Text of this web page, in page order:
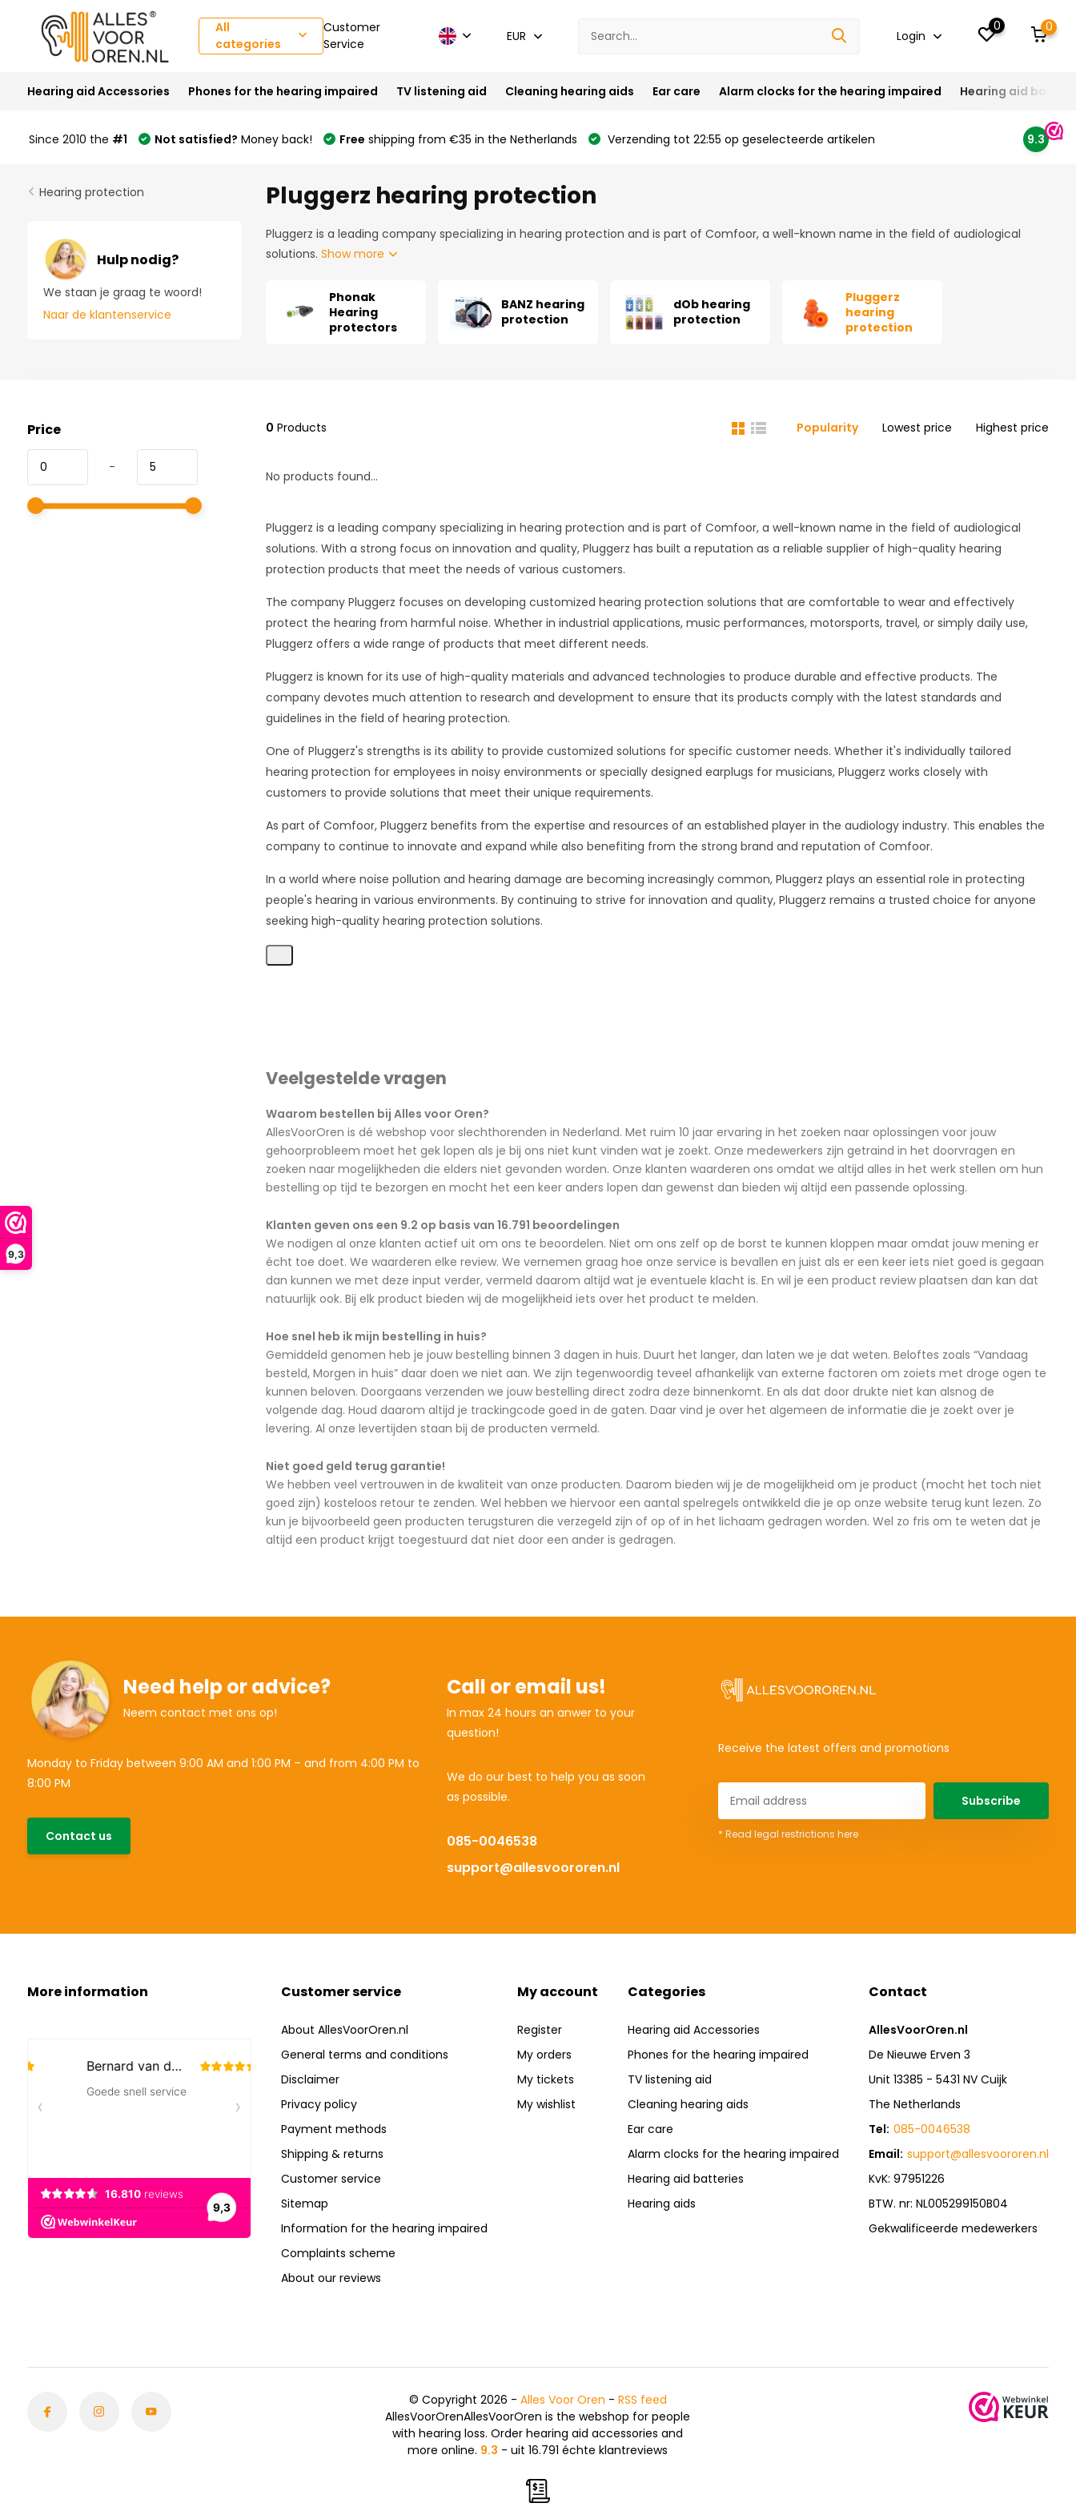
9,3
All
categories
Customer
Service
EUR Login
0 0
Hearing aid Accessories Phones for the hearing impaired TV listening aid Cleaning hearing aids Ear care Alarm clocks for the hearing impaired Hearing aid
Since 2010 the #1 Not satisfied? Money back! Free shipping from €35 in the Netherlands Verzending tot 22:55 op geselecteerde artikelen 9.3
Hearing protection
Hulp nodig?
We staan je graag te woord!
Naar de klantenservice
Pluggerz hearing protection
Pluggerz is a leading company specializing in hearing protection and is part of Comfoor, a well-known name in the field of audiological
solutions. Show more
Phonak
Hearing
protectors
BANZ hearing
protection
dOb hearing
protection
Pluggerz
hearing
protection
Price
-
0 Products Popularity Lowest price Highest price
No products found...
Pluggerz is a leading company specializing in hearing protection and is part of Comfoor, a well-known name in the field of audiological
solutions. With a strong focus on innovation and quality, Pluggerz has built a reputation as a reliable supplier of high-quality hearing
protection products that meet the needs of various customers.
The company Pluggerz focuses on developing customized hearing protection solutions that are comfortable to wear and effectively
protect the hearing from harmful noise. Whether in industrial applications, music performances, motorsports, travel, or simply daily use,
Pluggerz offers a wide range of products that meet different needs.
Pluggerz is known for its use of high-quality materials and advanced technologies to produce durable and effective products. The
company devotes much attention to research and development to ensure that its products comply with the latest standards and
guidelines in the field of hearing protection.
One of Pluggerz's strengths is its ability to provide customized solutions for specific customer needs. Whether it's individually tailored
hearing protection for employees in noisy environments or specially designed earplugs for musicians, Pluggerz works closely with
customers to provide solutions that meet their unique requirements.
As part of Comfoor, Pluggerz benefits from the expertise and resources of an established player in the audiology industry. This enables the
company to continue to innovate and expand while also benefiting from the strong brand and reputation of Comfoor.
In a world where noise pollution and hearing damage are becoming increasingly common, Pluggerz plays an essential role in protecting
people's hearing in various environments. By continuing to strive for innovation and quality, Pluggerz remains a trusted choice for anyone
seeking high-quality hearing protection solutions.
Veelgestelde vragen
Waarom bestellen bij Alles voor Oren?
AllesVoorOren is dé webshop voor slechthorenden in Nederland. Met ruim 10 jaar ervaring in het zoeken naar oplossingen voor jouw
gehoorprobleem moet het gek lopen als je bij ons niet kunt vinden wat je zoekt. Onze medewerkers zijn getraind in het doorvragen en
zoeken naar mogelijkheden die elders niet gevonden worden. Onze klanten waarderen ons omdat we altijd alles in het werk stellen om hun
bestelling op tijd te bezorgen en mocht het een keer anders lopen dan gewenst dan bieden wij altijd een passende oplossing.
Klanten geven ons een 9.2 op basis van 16.791 beoordelingen
We nodigen al onze klanten actief uit om ons te beoordelen. Niet om ons zelf op de borst te kunnen kloppen maar omdat jouw mening er
écht toe doet. We waarderen elke review. We vernemen graag hoe onze service is bevallen en juist als er een keer iets niet goed is gegaan
dan kunnen we met deze input verder, vermeld daarom altijd wat je eventuele klacht is. En wil je een product review plaatsen dan kan dat
natuurlijk ook. Bij elk product bieden wij de mogelijkheid iets over het product te melden.
Hoe snel heb ik mijn bestelling in huis?
Gemiddeld genomen heb je jouw bestelling binnen 3 dagen in huis. Duurt het langer, dan laten we je dat weten. Beloftes zoals “Vandaag
besteld, Morgen in huis” daar doen we niet aan. We zijn tegenwoordig teveel afhankelijk van externe factoren om zoiets met droge ogen te
kunnen beloven. Doorgaans verzenden we jouw bestelling direct zodra deze binnenkomt. En als dat door drukte niet kan alsnog de
volgende dag. Houd daarom altijd je trackingcode goed in de gaten. Daar vind je over het algemeen de informatie die je zoekt over je
levering. Al onze levertijden staan bij de producten vermeld.
Niet goed geld terug garantie!
We hebben veel vertrouwen in de kwaliteit van onze producten. Daarom bieden wij je de mogelijkheid om je product (mocht het toch niet
goed zijn) kosteloos retour te zenden. Wel hebben we hiervoor een aantal spelregels ontwikkeld die je op onze website terug kunt lezen. Zo
kun je bijvoorbeeld geen producten terugsturen die verzegeld zijn of op of in het lichaam gedragen worden. Wel zo fris om te weten dat je
altijd een product krijgt toegestuurd dat niet door een ander is gedragen.
Need help or advice?
Neem contact met ons op!
Monday to Friday between 9:00 AM and 1:00 PM – and from 4:00 PM to
8:00 PM
Contact us
Call or email us!
In max 24 hours an anwer to your
question!
We do our best to help you as soon
as possible.
085-0046538
support@allesvoororen.nl
Receive the latest offers and promotions
Subscribe
* Read legal restrictions here
More information Customer service
About AllesVoorOren.nl
General terms and conditions
Disclaimer
Privacy policy
Payment methods
Shipping & returns
Customer service
Sitemap
Information for the hearing impaired
Complaints scheme
About our reviews
My account
Register
My orders
My tickets
My wishlist
Categories
Hearing aid Accessories
Phones for the hearing impaired
TV listening aid
Cleaning hearing aids
Ear care
Alarm clocks for the hearing impaired
Hearing aid batteries
Hearing aids
Contact
AllesVoorOren.nl
De Nieuwe Erven 3
Unit 13385 - 5431 NV Cuijk
The Netherlands
Tel: 085-0046538
Email: support@allesvoororen.nl
KvK: 97951226
BTW. nr: NL005299150B04
Gekwalificeerde medewerkers
© Copyright 2026 - Alles Voor Oren - RSS feed
AllesVoorOrenAllesVoorOren is the webshop for people
with hearing loss. Order hearing aid accessories and
more online. 9.3 - uit 16.791 échte klantreviews